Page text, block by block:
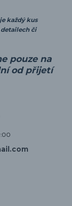
každý kus
či
pouze na
od přijetí